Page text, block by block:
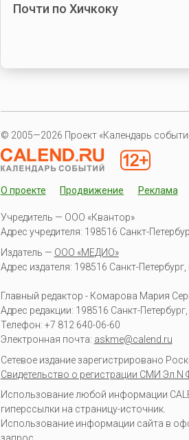
Почти по Хичкоку
© 2005—2026 Проект «Календарь
О проекте Продвижение Реклама
Учредитель — ООО «Квантор»
Адрес учредителя: 198516 Санкт-
Издатель — ООО «МЕДИО»
Адрес издателя: 198516 Санкт-
Главный редактор - Комарова Мария
Адрес редакции: 198516 Санкт-
Телефон: +7 812 640-06-60
Электронная почта: askme@calend.ru
Сетевое издание зарегистрировано
Свидетельство о регистрации СМИ Эл.N
Использование любой информации
гиперссылки на страницу-источник.
Использование информации сайта в